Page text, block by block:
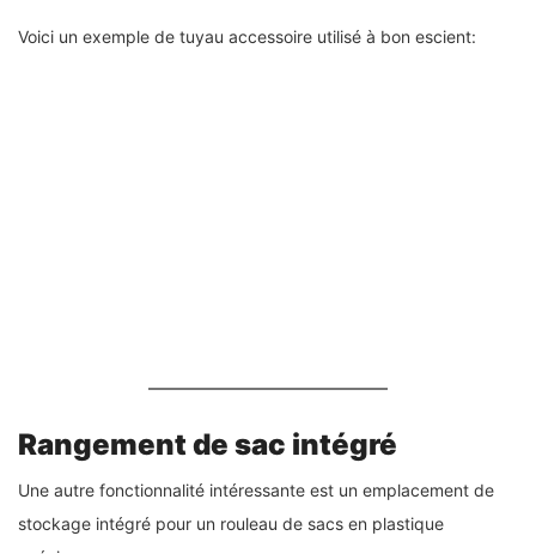
Voici un exemple de tuyau accessoire utilisé à bon escient:
Rangement de sac intégré
Une autre fonctionnalité intéressante est un emplacement de
stockage intégré pour un rouleau de sacs en plastique